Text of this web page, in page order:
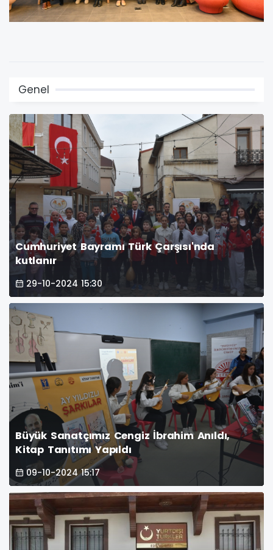
Genel
Cumhuriyet Bayramı Türk Çarşısı'nda
kutlanır
29-10-2024 15:30
Büyük Sanatçımız Cengiz İbrahim Anıldı,
Kitap Tanıtımı Yapıldı
09-10-2024 15:17